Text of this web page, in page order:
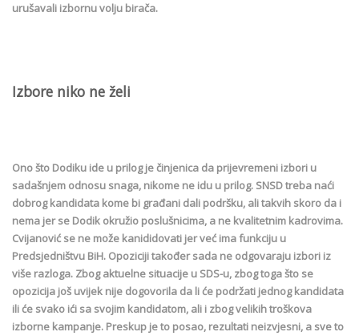
urušavali izbornu volju birača.
Izbore niko ne želi
Ono što Dodiku ide u prilog je činjenica da prijevremeni izbori u
sadašnjem odnosu snaga, nikome ne idu u prilog. SNSD treba naći
dobrog kandidata kome bi građani dali podršku, ali takvih skoro da i
nema jer se Dodik okružio poslušnicima, a ne kvalitetnim kadrovima.
Cvijanović se ne može kanididovati jer već ima funkciju u
Predsjedništvu BiH. Opoziciji također sada ne odgovaraju izbori iz
više razloga. Zbog aktuelne situacije u SDS-u, zbog toga što se
opozicija još uvijek nije dogovorila da li će podržati jednog kandidata
ili će svako ići sa svojim kandidatom, ali i zbog velikih troškova
izborne kampanje. Preskup je to posao, rezultati neizvjesni, a sve to